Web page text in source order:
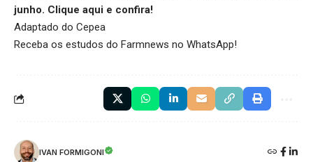
junho. Clique aqui e confira!
Adaptado do Cepea
Receba os estudos do Farmnews no WhatsApp!
IVAN FORMIGONI